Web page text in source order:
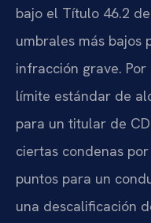
bajo el Título 46.2
umbrales más bajos
infracción grave.
límite estándar de
para un titular de
ciertas condenas
puntos para un
una descalificación